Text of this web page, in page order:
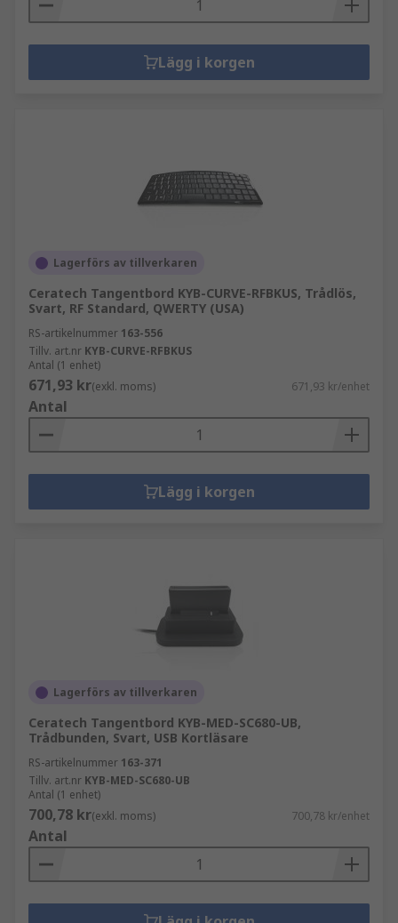
Lägg i korgen
Lagerförs av tillverkaren
Ceratech Tangentbord KYB-CURVE-RFBKUS, Trådlös,
Svart, RF Standard, QWERTY (USA)
RS-artikelnummer 163-556
Tillv. art.nr KYB-CURVE-RFBKUS
Antal (1 enhet)
671,93 kr(exkl. moms) 671,93 kr/enhet
Antal
Lägg i korgen
Lagerförs av tillverkaren
Ceratech Tangentbord KYB-MED-SC680-UB,
Trådbunden, Svart, USB Kortläsare
RS-artikelnummer 163-371
Tillv. art.nr KYB-MED-SC680-UB
Antal (1 enhet)
700,78 kr(exkl. moms) 700,78 kr/enhet
Antal